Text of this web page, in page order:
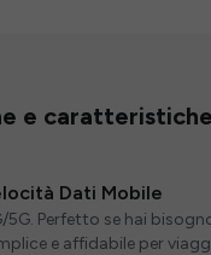
e
Dati Mobile
5G. Perfetto se hai
e affidabile per